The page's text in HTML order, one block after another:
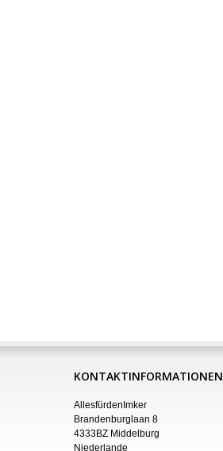
KONTAKTINFORMATIONEN
AllesfürdenImker
Brandenburglaan 8
4333BZ Middelburg
Niederlande